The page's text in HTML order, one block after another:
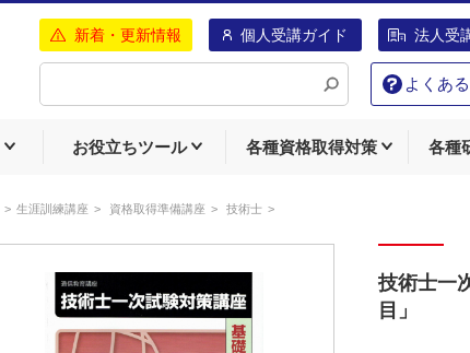
新着・更新情報 個人受講ガイド 法人受
よくあ
お役立ちツール 各種資格取得対策 各種
生涯訓練講座 資格取得準備講座 技術士
技術士一
目」